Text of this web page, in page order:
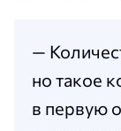
—
но такое
в первую